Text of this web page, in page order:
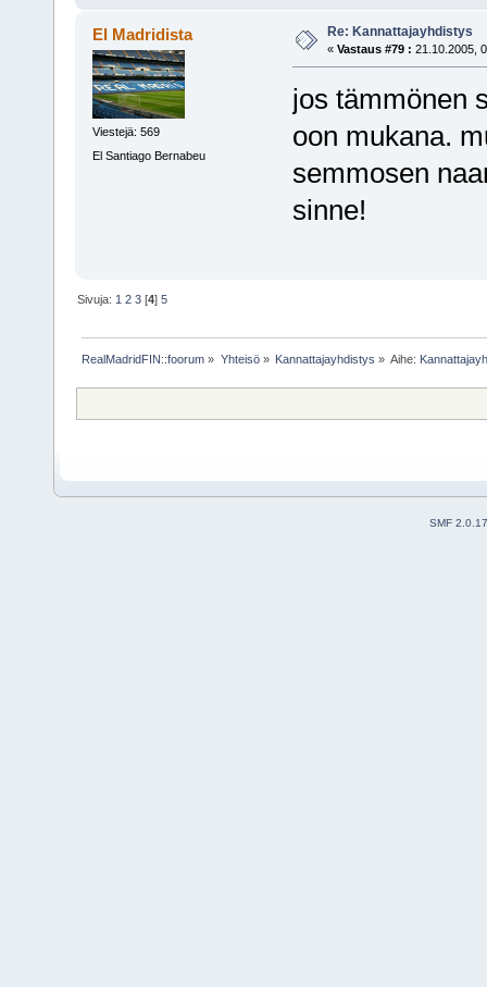
El Madridista
Viestejä: 569
El Santiago Bernabeu
Re: Kannattajayhdistys
« Vastaus #79 : 21.10.2005,
jos tämmönen
oon mukana.
semmosen
sinne!
Sivuja:1 2 3 [4]5
RealMadridFIN::foorum » Yhteisö» Kannattajayhdistys » Aihe:
SMF 2.0.17